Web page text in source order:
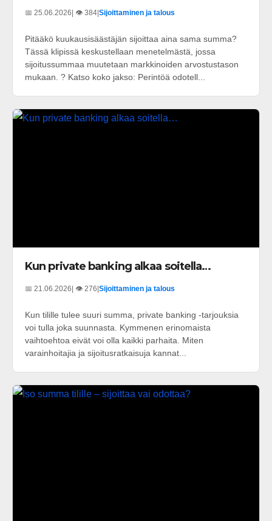
📅 25.06.2026| 👁️ 384|Sijoittaminen ja talous
Pitääkö kuukausisäästäjän sijoittaa aina sama summa?
Tässä klipissä keskustellaan menetelmästä, jossa
sijoitussummaa muutetaan markkinoiden arvostustason
mukaan. ? Katso koko jakso: Perintöä odotell...
Kun private banking alkaa soitella…
📅 21.06.2026 | 👁️ 276 Sijoittaminen ja talous
Kun tilille tulee suuri summa, private banking -tarjouksia
voi tulla joka suunnasta. Kymmenen erinomaista
vaihtoehtoa eivät voi olla kaikki parhaita. Miten
varainhoitajia ja sijoitusratkaisuja kannat...